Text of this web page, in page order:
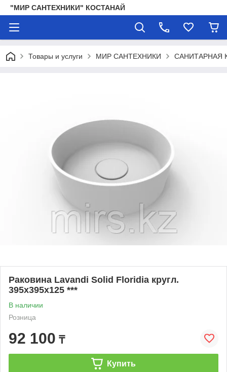
"МИР САНТЕХНИКИ" КОСТАНАЙ
Товары и услуги МИР САНТЕХНИКИ САНИТАРНАЯ
Раковина Lavandi Solid Floridia кругл.
395х395х125 ***
В наличии
Розница
92 100 ₸
Купить